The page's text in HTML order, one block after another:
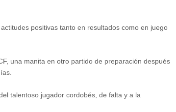
positivas tanto en resultados como en juego
una manita en otro partido de preparación después
talentoso jugador cordobés, de falta y a la